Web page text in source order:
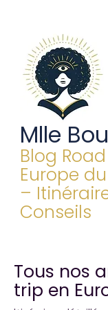
Mlle
Blog
Europe
–
Conseils
Tous nos
trip en